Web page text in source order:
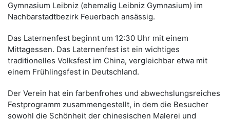
Gymnasium Leibniz (ehemalig Leibniz Gymnasium) im
Nachbarstadtbezirk Feuerbach ansässig.
Das Laternenfest beginnt um 12:30 Uhr mit einem
Mittagessen. Das Laternenfest ist ein wichtiges
traditionelles Volksfest im China, vergleichbar etwa mit
einem Frühlingsfest in Deutschland.
Der Verein hat ein farbenfrohes und abwechslungsreiches
Festprogramm zusammengestellt, in dem die Besucher
sowohl die Schönheit der chinesischen Malerei und